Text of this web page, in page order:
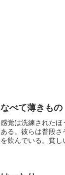
なべて薄きもの
感覚は洗練された
ある。彼らは普段
を飲んでいる。貧し